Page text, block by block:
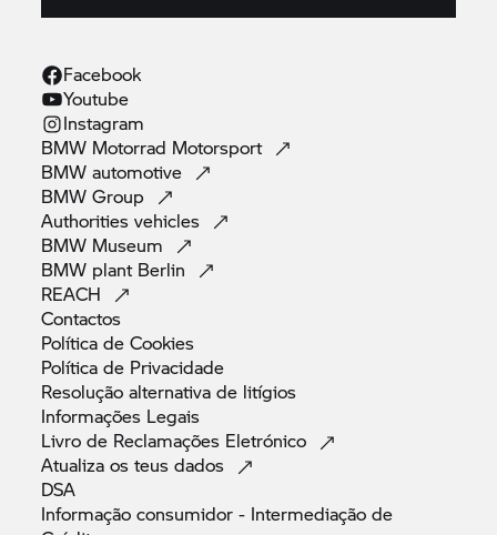
Facebook
Youtube
Instagram
BMW Motorrad Motorsport
BMWautomotive
BMWGroup
Authoritiesvehicles
BMW Museum
BMW plant Berlin
REACH
Contactos
Política deCookies
Política de Privacidade
Resolução alternativa de litígios
Informações Legais
Livro de Reclamações Eletrónico
Atualiza os teusdados
DSA
Informação consumidor - Intermediação de